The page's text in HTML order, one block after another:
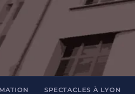
SPECTACLES À LYON